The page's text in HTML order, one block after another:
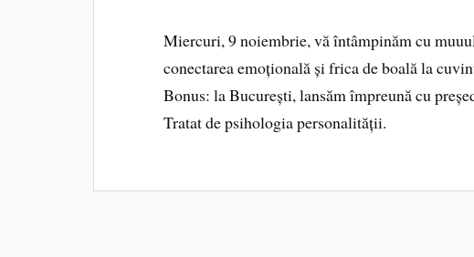
Miercuri, 9 noiembrie, vă întâmpinăm cu
conectarea emoțională și frica de boală la
Bonus: la București, lansăm împreună cu
Tratat de psihologia personalității.